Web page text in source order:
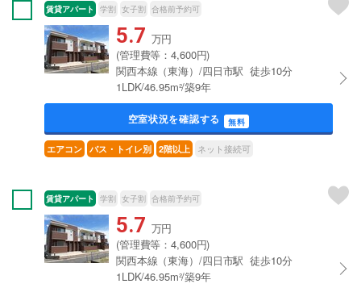
賃貸アパート 学割 女子割 合格前予約可
5.7 万円
(管理費等：4,600円)
関西本線（東海）/四日市駅 徒歩10分
1LDK/46.95m²/築9年
空室状況を確認する 無料
エアコン バス・トイレ別 2階以上 ネット接続可
賃貸アパート 学割 女子割 合格前予約可
5.7 万円
(管理費等：4,600円)
関西本線（東海）/四日市駅 徒歩10分
1LDK/46.95m²/築9年